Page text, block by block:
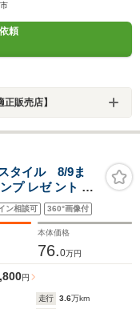
頼
販売店】
タイル 8/9ま
プ レゼ ント 禁
ュスタート サイ
ター パドルシフ
ン相談可 360°画像付
本体価格
76.0万円
円
走行 3.6万km